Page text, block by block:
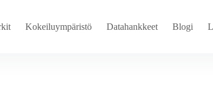
Kokeiluympäristö Datahankkeet Blogi